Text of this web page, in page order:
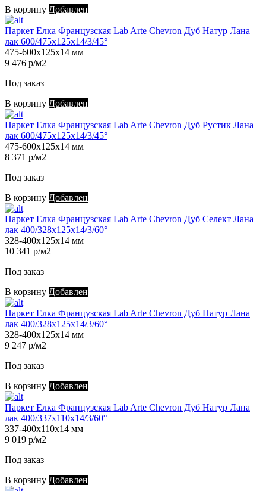
В корзину Добавлен
Паркет Елка Французская Lab Arte Chevron Дуб Натур Лана
лак 600/475х125х14/3/45°
475-600х125х14 мм
9 476 р/м2
Под заказ
В корзину Добавлен
Паркет Елка Французская Lab Arte Chevron Дуб Рустик Лана
лак 600/475х125х14/3/45°
475-600х125х14 мм
8 371 р/м2
Под заказ
В корзину Добавлен
Паркет Елка Французская Lab Arte Chevron Дуб Селект Лана
лак 400/328х125х14/3/60°
328-400х125х14 мм
10 341 р/м2
Под заказ
В корзину Добавлен
Паркет Елка Французская Lab Arte Chevron Дуб Натур Лана
лак 400/328х125х14/3/60°
328-400х125х14 мм
9 247 р/м2
Под заказ
В корзину Добавлен
Паркет Елка Французская Lab Arte Chevron Дуб Натур Лана
лак 400/337х110х14/3/60°
337-400х110х14 мм
9 019 р/м2
Под заказ
В корзину Добавлен